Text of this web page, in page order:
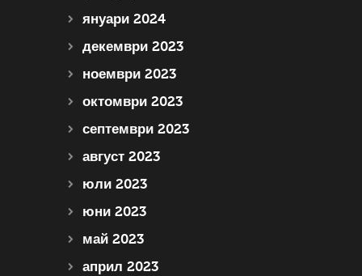
януари 2024
декември 2023
ноември 2023
октомври 2023
септември 2023
август 2023
юли 2023
юни 2023
май 2023
април 2023